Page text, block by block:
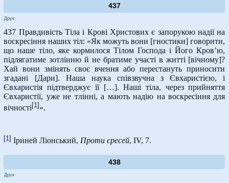
437
Друк
437 Правдивість Тіла і Крові Христових є запорукою надії на
воскресіння наших тіл: «Як можуть вони [гностики] говорити,
що наше тіло, яке кормилося Тілом Господа і Його Кров’ю,
підлягатиме зотлінню й не братиме участі в житті [вічному]?
Хай вони змінять своє вчення або перестануть приносити
згадані [Дари]. Наша наука співзвучна з Євхаристією, і
Євхаристія підтверджує її […]. Наші тіла, через прийняття
Євхаристії, уже не тлінні, а мають надію на воскресіння для
вічності [1] ».
[1] Іриней Ліонський,Проти єресей, IV, 7.
438
Друк